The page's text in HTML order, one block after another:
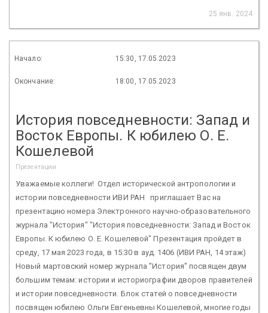
25 янв. 2024
Начало: 15:30, 17.05.2023
Окончание: 18:00, 17.05.2023
История повседневности: Запад и
Восток Европы. К юбилею О. Е.
Кошелевой
Презентации
Уважаемые коллеги! Отдел исторической антропологии и
истории повседневности ИВИ РАН приглашает Вас на
презентацию номера Электронного научно-образовательного
журнала "История" "История повседневности: Запад и Восток
Европы. К юбилею О. Е. Кошелевой" Презентация пройдет в
среду, 17 мая 2023 года, в 15:30 в ауд. 1406 (ИВИ РАН, 14 этаж)
Новый мартовский номер журнала "История" посвящен двум
большим темам: истории и историографии дворов правителей
и истории повседневности. Блок статей о повседневности
посвящен юбилею Ольги Евгеньевны Кошелевой, многие годы